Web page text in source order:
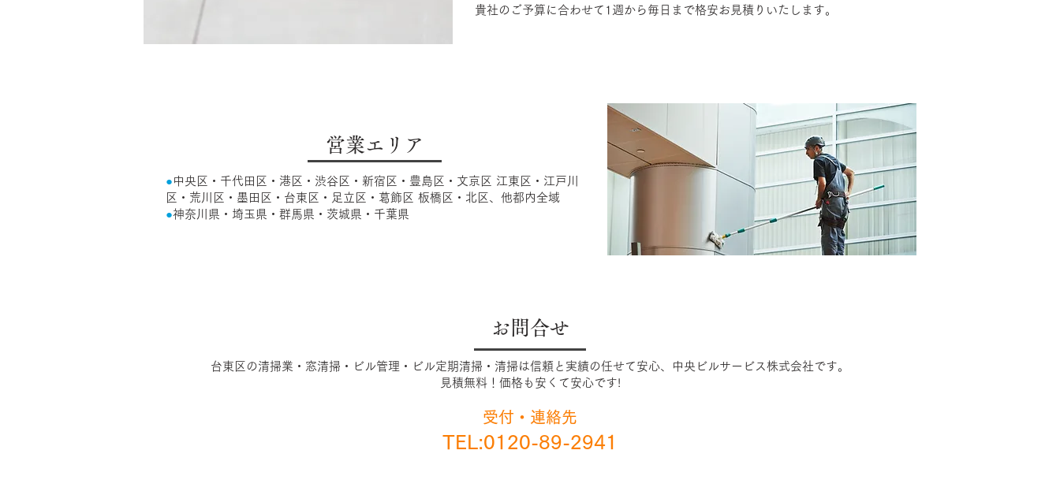
貴社のご予算に合わせて1週から毎日まで格安お見積りいたします。
営業エリア
● 中央区・千代田区・港区・渋谷区・新宿区・豊島区・文京区 江東区・江戸川
区・荒川区・墨田区・台東区・足立区・葛飾区 板橋区・北区、他都内全域
●神奈川県・埼玉県・群馬県・茨城県・千葉県
​お問合せ
台東区の清掃業・窓清掃・ビル管理・ビル定期清掃・清掃は信頼と実績の任せて安心、中央ビルサービス株式会社です。
見積無料！価格も安くて安心です!
受付・連絡先
TEL:0120-89-2941